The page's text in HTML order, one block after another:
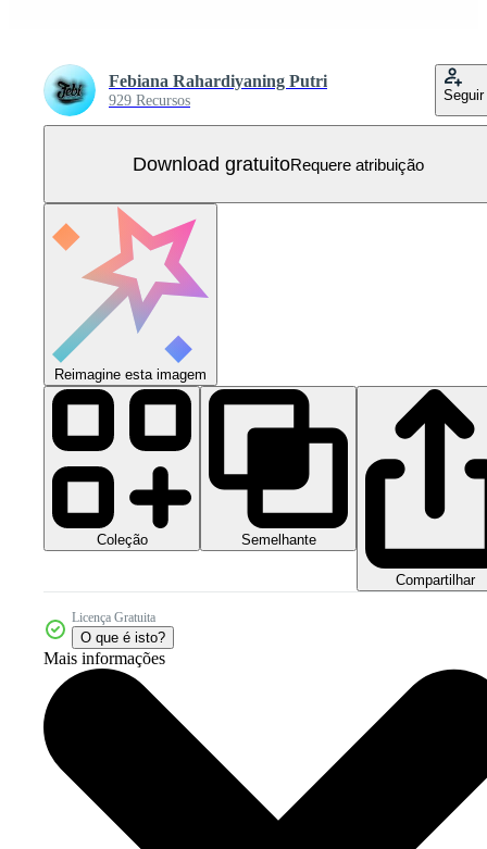
Febiana Rahardiyaning Putri
929 Recursos Seguir
Download gratuitoRequere atribuição
Reimagine esta imagem
Coleção Semelhante
Compartilhar
Licença Gratuita
O que é isto?
Mais informações